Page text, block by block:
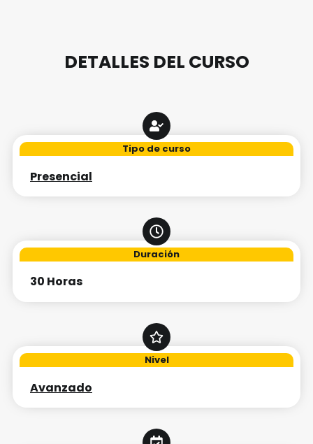
DETALLES DEL CURSO
Tipo de curso
Presencial
Duración
30 Horas
Nivel
Avanzado